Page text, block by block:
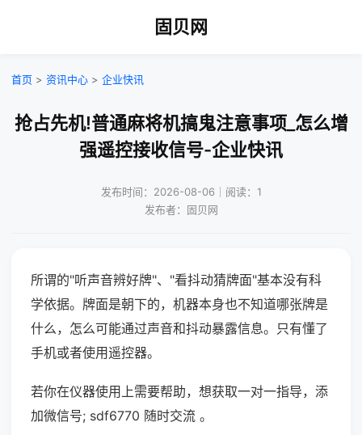
固贝网
首页 > 资讯中心 > 企业快讯
抢占先机!普通麻将机搞鬼注意事项_怎么增
强遥控接收信号-企业快讯
发布时间：2026-08-06｜阅读：1
发布者：固贝网
所谓的"听声音辨好牌"、"看抖动猜牌面"基本没有科
学依据。牌面是朝下的，机器本身也不知道哪张牌是
什么，怎么可能通过声音和抖动暴露信息。只有懂了
手机或者使用遥控器。
若你在仪器使用上需要帮助，想获取一对一指导，添
加微信号; sdf6770 随时交流 。